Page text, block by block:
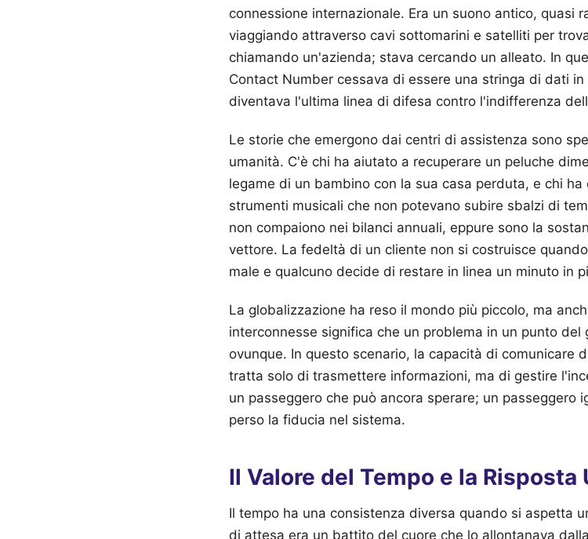
connessione internazionale. Era un suono antico, quasi
viaggiando attraverso cavi sottomarini e satelliti per
chiamando un'azienda; stava cercando un alleato. In
Contact Number cessava di essere una stringa di dati
diventava l'ultima linea di difesa contro l'indifferenza
Le storie che emergono dai centri di assistenza sono
umanità. C'è chi ha aiutato a recuperare un peluche
legame di un bambino con la sua casa perduta, e chi
strumenti musicali che non potevano subire sbalzi di
non compaiono nei bilanci annuali, eppure sono la
vettore. La fedeltà di un cliente non si costruisce
male e qualcuno decide di restare in linea un minuto in
La globalizzazione ha reso il mondo più piccolo, ma
interconnesse significa che un problema in un punto
ovunque. In questo scenario, la capacità di comunicare
tratta solo di trasmettere informazioni, ma di gestire
un passeggero che può ancora sperare; un passeggero
perso la fiducia nel sistema.
Il Valore del Tempo e la Risposta
Il tempo ha una consistenza diversa quando si aspetta
di attesa era un battito del cuore che lo allontanava